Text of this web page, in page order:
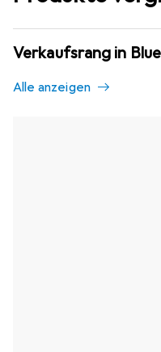
Verkaufsrang in
Alle anzeigen